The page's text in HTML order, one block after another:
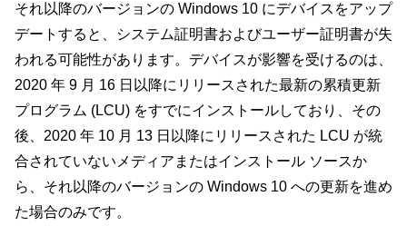
それ以降のバージョンの Windows 10 にデバイスをアップ
デートすると、システム証明書およびユーザー証明書が失
われる可能性があります。デバイスが影響を受けるのは、
2020 年 9 月 16 日以降にリリースされた最新の累積更新
プログラム (LCU) をすでにインストールしており、その
後、2020 年 10 月 13 日以降にリリースされた LCU が統
合されていないメディアまたはインストール ソースか
ら、それ以降のバージョンの Windows 10 への更新を進め
た場合のみです。